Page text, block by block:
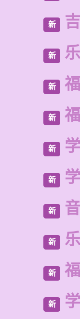
新
新
新
新
新
新
新
新
新
新